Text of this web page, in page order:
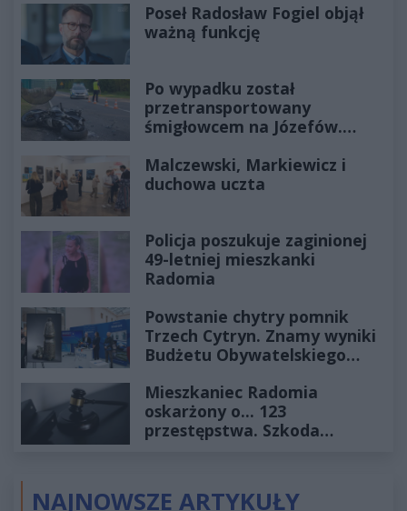
Poseł Radosław Fogiel objął
ważną funkcję
Po wypadku został
przetransportowany
śmigłowcem na Józefów.
Malczewski, Markiewicz i
duchowa uczta
Policja poszukuje zaginionej
49-letniej mieszkanki
Radomia
Powstanie chytry pomnik
Trzech Cytryn. Znamy wyniki
Budżetu Obywatelskiego
Mieszkaniec Radomia
oskarżony o... 123
przestępstwa. Szkoda
NAJNOWSZE ARTYKUŁY